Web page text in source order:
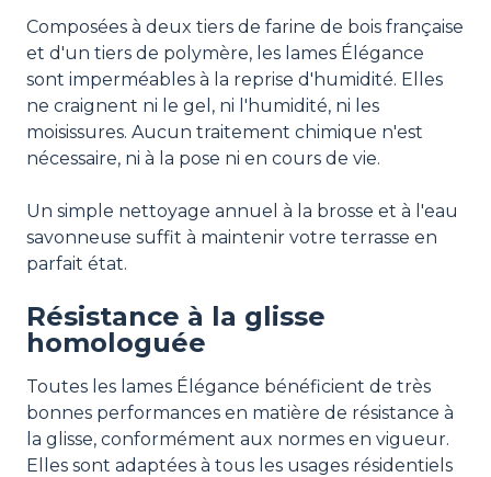
Composées à deux tiers de farine de bois française
et d'un tiers de polymère, les lames Élégance
sont imperméables à la reprise d'humidité. Elles
ne craignent ni le gel, ni l'humidité, ni les
moisissures. Aucun traitement chimique n'est
nécessaire, ni à la pose ni en cours de vie.
Un simple nettoyage annuel à la brosse et à l'eau
savonneuse suffit à maintenir votre terrasse en
parfait état.
Résistance à la glisse
homologuée
Toutes les lames Élégance bénéficient de très
bonnes performances en matière de résistance à
la glisse, conformément aux normes en vigueur.
Elles sont adaptées à tous les usages résidentiels